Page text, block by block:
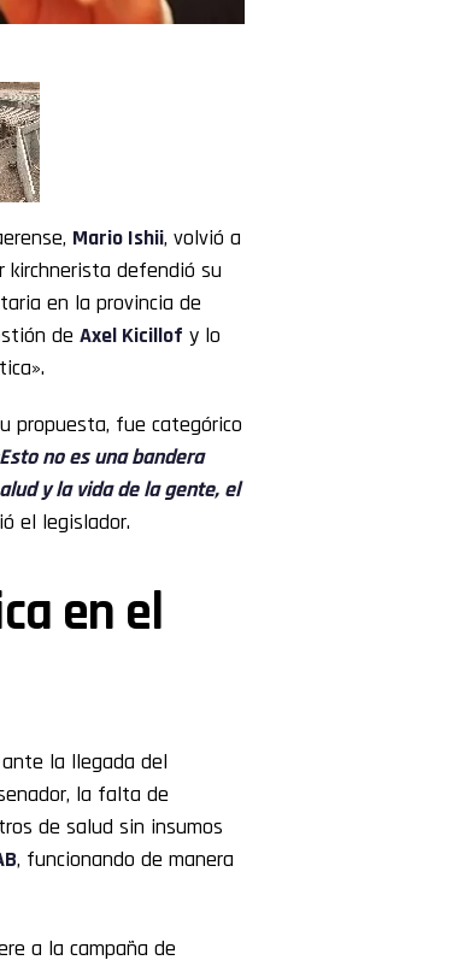
Mario Ishii, volvió a
defendió su
en la provincia de
de Axel Kicillof y lo
propuesta, fue categórico
no es una bandera
y la vida de la gente, el
el legislador.
en el
la llegada del
la falta de
de salud sin insumos
, funcionando de manera
a la campaña de